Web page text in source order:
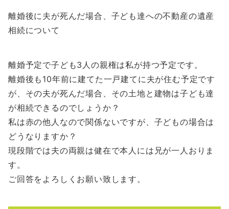
離婚後に夫が死んだ場合、子ども達への不動産の遺産
相続について
離婚予定で子ども3人の親権は私が持つ予定です。
離婚後も10年前に建てた一戸建てに夫が住む予定です
が、その夫が死んだ場合、その土地と建物は子ども達
が相続できるのでしょうか？
私は赤の他人なので関係ないですが、子どもの場合は
どうなりますか？
現段階では夫の両親は健在で本人には兄が一人おりま
す。
ご回答をよろしくお願い致します。